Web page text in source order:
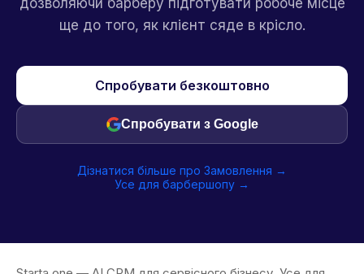
дозволяючи барберу підготувати робоче місце
ще до того, як клієнт сяде в крісло.
Спробувати безкоштовно
Спробувати з Google
Дізнатися більше про Замовлення →
Усе для барбершопу →